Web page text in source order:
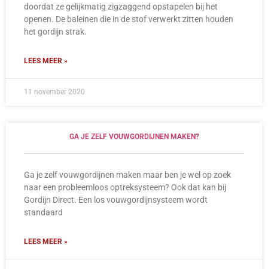
doordat ze gelijkmatig zigzaggend opstapelen bij het
openen. De baleinen die in de stof verwerkt zitten houden
het gordijn strak.
LEES MEER »
11 november 2020
GA JE ZELF VOUWGORDIJNEN MAKEN?
Ga je zelf vouwgordijnen maken maar ben je wel op zoek
naar een probleemloos optreksysteem? Ook dat kan bij
Gordijn Direct. Een los vouwgordijnsysteem wordt
standaard
LEES MEER »